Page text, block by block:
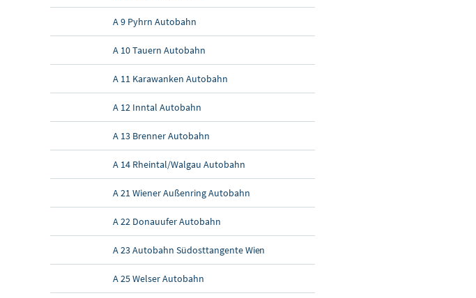
A 9 Pyhrn Autobahn
A 10 Tauern Autobahn
A 11 Karawanken Autobahn
A 12 Inntal Autobahn
A 13 Brenner Autobahn
A 14 Rheintal/Walgau Autobahn
A 21 Wiener Außenring Autobahn
A 22 Donauufer Autobahn
A 23 Autobahn Südosttangente Wien
A 25 Welser Autobahn